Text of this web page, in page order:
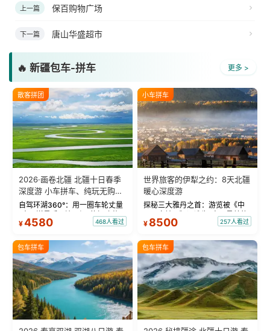
上一篇 保百购物广场
下一篇 唐山华盛超市
🔥 新疆包车-拼车 更多 >
散客拼团
2026·画卷北疆 北疆十日春季
深度游 小车拼车、纯玩无购
物！
自驾环湖360°：用一圈车轮丈量
“大西洋最后一滴眼泪”的极致蔚
蓝。 赛湖旅拍：甄选多款风格服
绝美瞬间。 赛湖坦克300跟车视
频：专业摄影师...
¥4580 468人看过
小车拼车
世界旅客的伊犁之约：8天北疆
暖心深度游
探秘三大雅丹之首：游览被《中
国国家地理》评选为“中国最美的
三大雅丹”第一名的克拉玛依魔鬼
瓦人最大村落——禾木村，欣赏
晨雾与小木...
¥ 8500 257人看过
包车拼车 包车拼车